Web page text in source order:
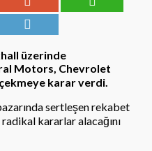
üzerinde
Motors, Chevrolet
karar verdi.
sertleşen rekabet
kararlar alacağını